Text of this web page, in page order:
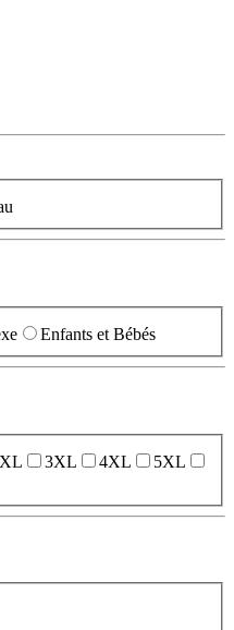
Enfants et Bébés
3XL 4XL
5XL